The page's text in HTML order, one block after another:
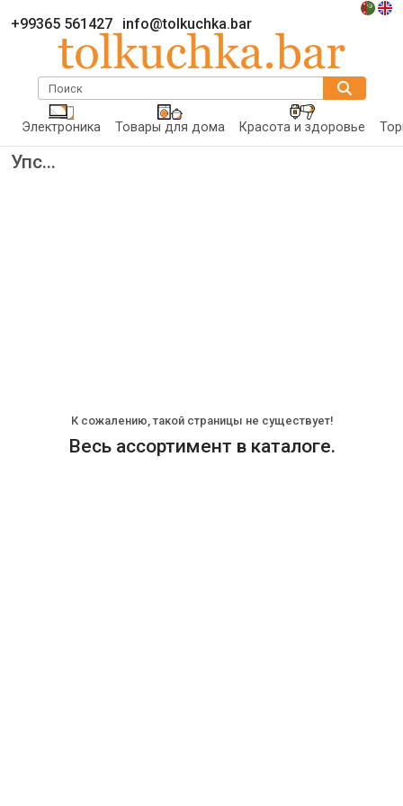
+99365 561427 info@tolkuchka.bar
Поиск
Электроника Товары для дома Красота и здоровье
Упс...
К сожалению, такой страницы не существует!
Весь ассортимент в каталоге.